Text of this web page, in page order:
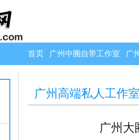
首页 广州中圈自带工作室 广
广州高端私人工作
广州大